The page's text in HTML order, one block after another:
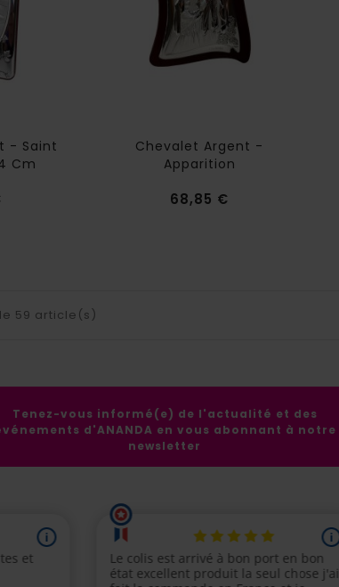
- Saint
Cm
Chevalet Argent -
Apparition
68,85 €
59 article(s)
Tenez-vous informé(e) de l'actualité et des
d'ANANDA en vous abonnant à notre
newsletter